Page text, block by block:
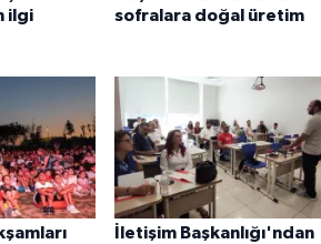
ilgi
sofralara doğal üretim
İletişim Başkanlığı'ndan